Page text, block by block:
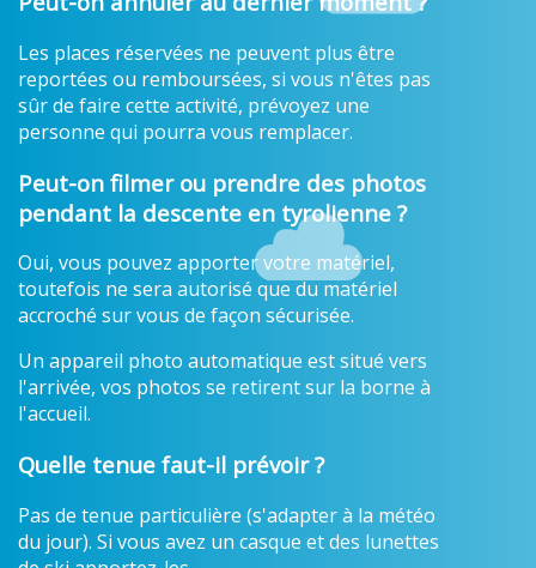
Les places réservées ne peuvent plus être
reportées ou remboursées, si vous n'êtes pas
sûr de faire cette activité, prévoyez une
personne qui pourra vous remplacer.
Peut-on filmer ou prendre des photos
pendant la descente en tyrolienne ?
Oui, vous pouvez apporter votre matériel,
toutefois ne sera autorisé que du matériel
accroché sur vous de façon sécurisée.
Un appareil photo automatique est situé vers
l'arrivée, vos photos se retirent sur la borne à
l'accueil.
Quelle tenue faut-il prévoir ?
Pas de tenue particulière (s'adapter à la météo
du jour). Si vous avez un casque et des lunettes